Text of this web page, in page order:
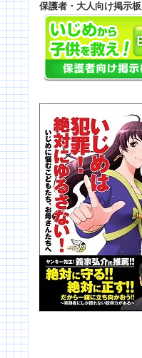
保護者・大人向け掲示板